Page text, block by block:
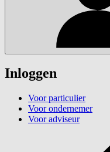
Inloggen
Voor particulier
Voor ondernemer
Voor adviseur